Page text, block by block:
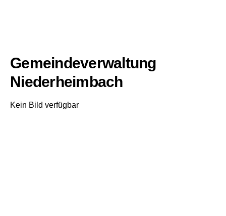
Gemeindeverwaltung
Niederheimbach
Kein Bild verfügbar